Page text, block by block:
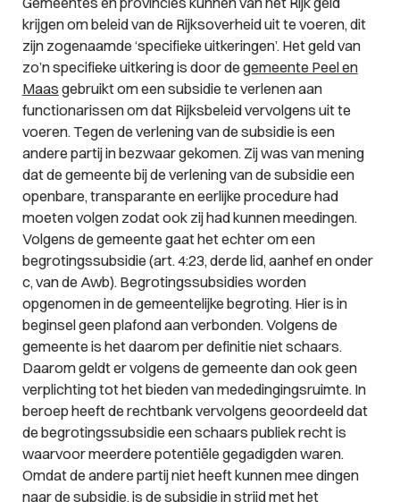
krijgen om beleid van de Rijksoverheid uit te voeren, dit
zijn zogenaamde ‘specifieke uitkeringen’. Het geld van
zo’n specifieke uitkering is door de gemeente Peel en
Maas gebruikt om een subsidie te verlenen aan
functionarissen om dat Rijksbeleid vervolgens uit te
voeren. Tegen de verlening van de subsidie is een
andere partij in bezwaar gekomen. Zij was van mening
dat de gemeente bij de verlening van de subsidie een
openbare, transparante en eerlijke procedure had
moeten volgen zodat ook zij had kunnen meedingen.
Volgens de gemeente gaat het echter om een
begrotingssubsidie (art. 4:23, derde lid, aanhef en onder
c, van de Awb). Begrotingssubsidies worden
opgenomen in de gemeentelijke begroting. Hier is in
beginsel geen plafond aan verbonden. Volgens de
gemeente is het daarom per definitie niet schaars.
Daarom geldt er volgens de gemeente dan ook geen
verplichting tot het bieden van mededingingsruimte. In
beroep heeft de rechtbank vervolgens geoordeeld dat
de begrotingssubsidie een schaars publiek recht is
waarvoor meerdere potentiële gegadigden waren.
Omdat de andere partij niet heeft kunnen mee dingen
naar de subsidie, is de subsidie in strijd met het